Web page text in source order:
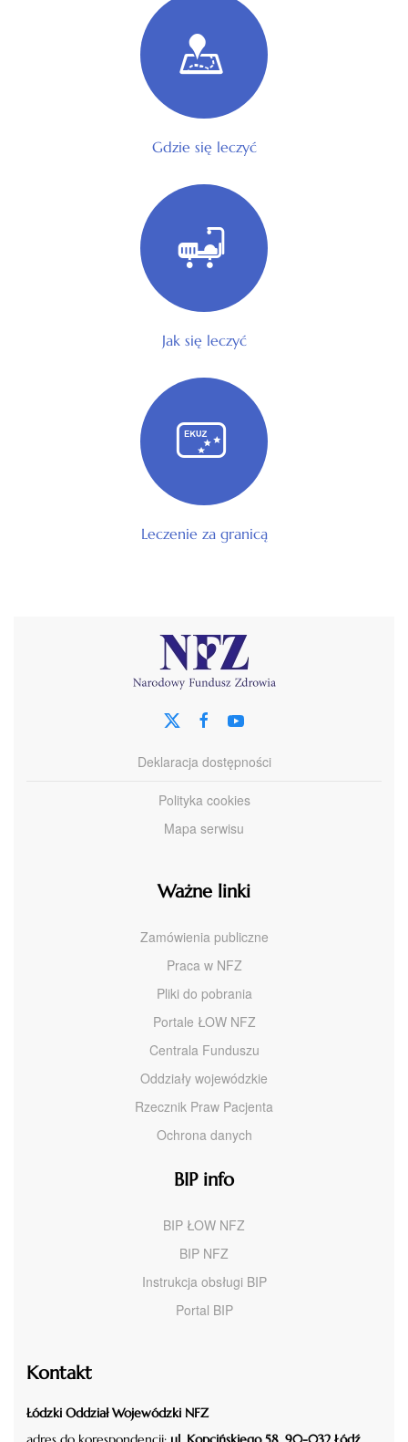
Gdzie się leczyć
Jak się leczyć
Leczenie za granicą
Deklaracja dostępności
Polityka cookies
Mapa serwisu
Ważne linki
Zamówienia publiczne
Praca w NFZ
Pliki do pobrania
Portale ŁOW NFZ
Centrala Funduszu
Oddziały wojewódzkie
Rzecznik Praw Pacjenta
Ochrona danych
BIP info
BIP ŁOW NFZ
BIP NFZ
Instrukcja obsługi BIP
Portal BIP
Kontakt
Łódzki Oddział Wojewódzki NFZ